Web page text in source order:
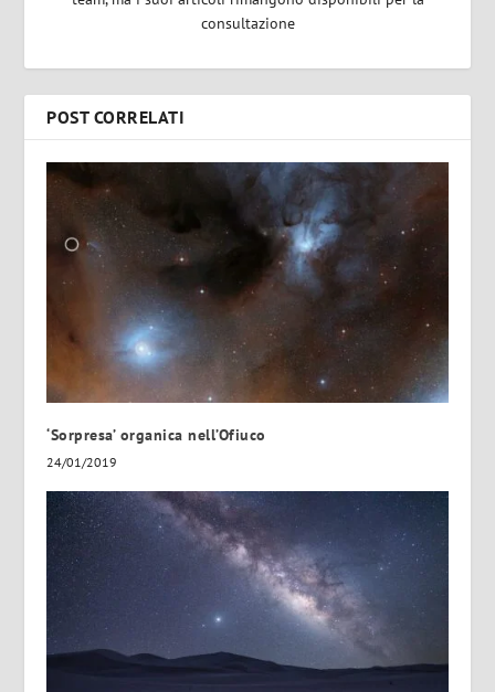
consultazione
POST CORRELATI
‘Sorpresa’ organica nell’Ofiuco
24/01/2019